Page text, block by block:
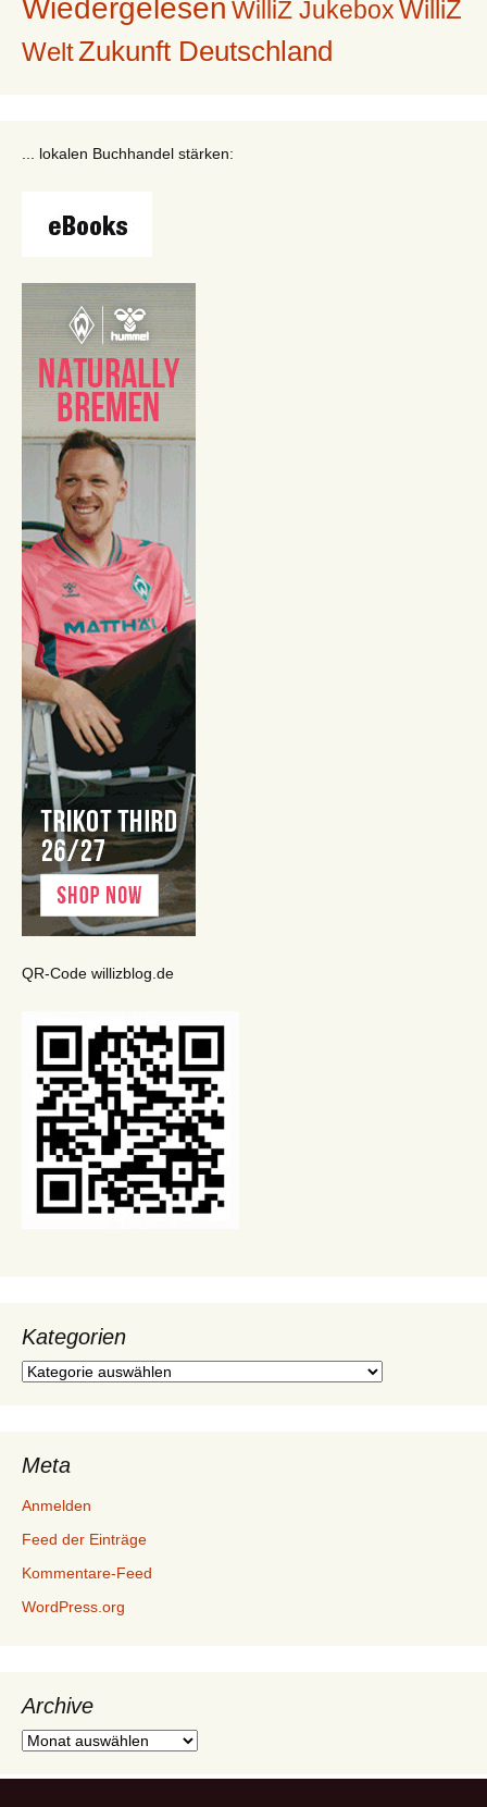
Wiedergelesen WilliZ Jukebox WilliZ
WeltZukunft Deutschland
... lokalen Buchhandel stärken:
QR-Code willizblog.de
Kategorien
Kategorien
Meta
Anmelden
Feed der Einträge
Kommentare-Feed
WordPress.org
Archive
Archive